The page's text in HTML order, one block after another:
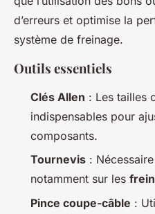
d’erreurs et optimise la
système de freinage.
Outils essentiels
Clés Allen : Les tailles
indispensables pour
composants.
Tournevis :
notamment sur les
Pince coupe-câble :